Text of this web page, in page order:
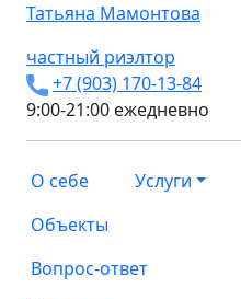
Татьяна Мамонтова
частный риэлтор
+7 (903) 170-13-84
9:00-21:00 ежедневно
О себе Услуги
Объекты
Вопрос-ответ